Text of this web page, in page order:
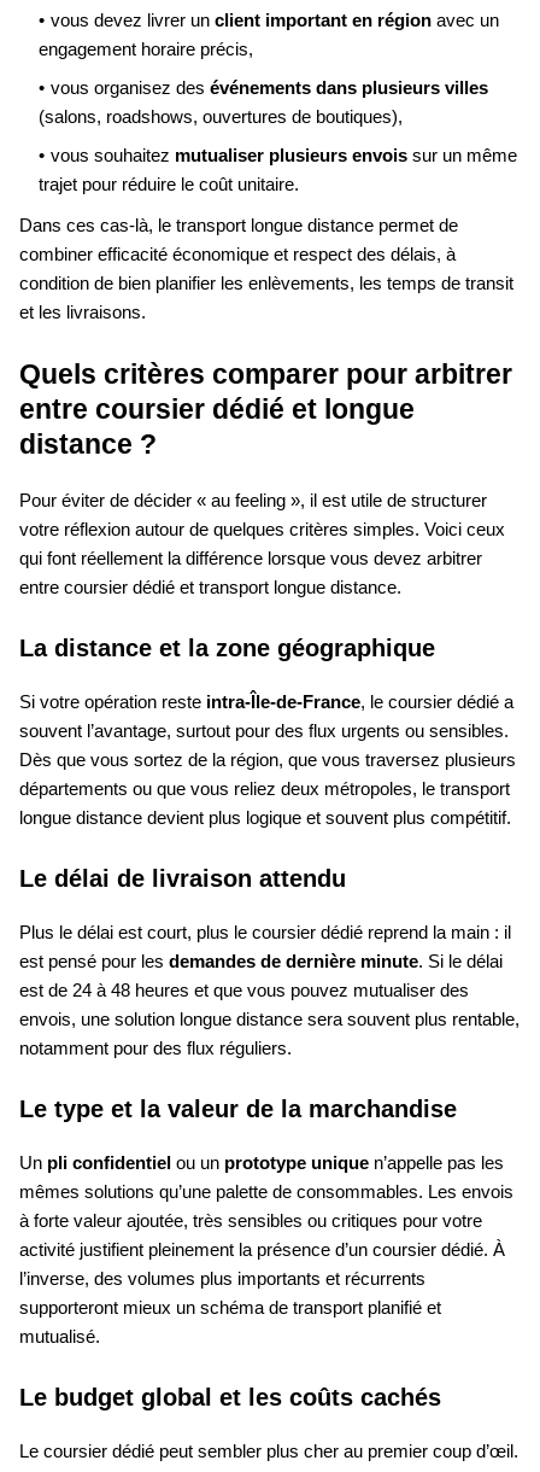
vous devez livrer un client important en région avec un
engagement horaire précis,
vous organisez des événements dans plusieurs villes
(salons, roadshows, ouvertures de boutiques),
vous souhaitez mutualiser plusieurs envois sur un même
trajet pour réduire le coût unitaire.
Dans ces cas-là, le transport longue distance permet de
combiner efficacité économique et respect des délais, à
condition de bien planifier les enlèvements, les temps de transit
et les livraisons.
Quels critères comparer pour arbitrer
entre coursier dédié et longue
distance ?
Pour éviter de décider « au feeling », il est utile de structurer
votre réflexion autour de quelques critères simples. Voici ceux
qui font réellement la différence lorsque vous devez arbitrer
entre coursier dédié et transport longue distance.
La distance et la zone géographique
Si votre opération reste intra-Île-de-France, le coursier dédié a
souvent l’avantage, surtout pour des flux urgents ou sensibles.
Dès que vous sortez de la région, que vous traversez plusieurs
départements ou que vous reliez deux métropoles, le transport
longue distance devient plus logique et souvent plus compétitif.
Le délai de livraison attendu
Plus le délai est court, plus le coursier dédié reprend la main : il
est pensé pour les demandes de dernière minute. Si le délai
est de 24 à 48 heures et que vous pouvez mutualiser des
envois, une solution longue distance sera souvent plus rentable,
notamment pour des flux réguliers.
Le type et la valeur de la marchandise
Un pli confidentiel ou un prototype unique n’appelle pas les
mêmes solutions qu’une palette de consommables. Les envois
à forte valeur ajoutée, très sensibles ou critiques pour votre
activité justifient pleinement la présence d’un coursier dédié. À
l’inverse, des volumes plus importants et récurrents
supporteront mieux un schéma de transport planifié et
mutualisé.
Le budget global et les coûts cachés
Le coursier dédié peut sembler plus cher au premier coup d’œil.